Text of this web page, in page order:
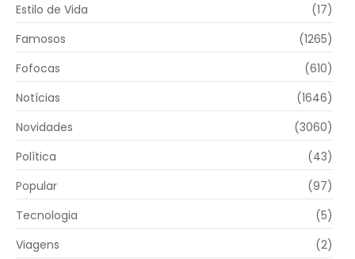
Estilo de Vida
(17)
Famosos
(1265)
Fofocas
(610)
Notícias
(1646)
Novidades
(3060)
Política
(43)
Popular
(97)
Tecnologia
(5)
Viagens
(2)